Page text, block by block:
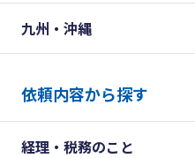
九州・沖縄
依頼内容から探す
経理・税務のこと